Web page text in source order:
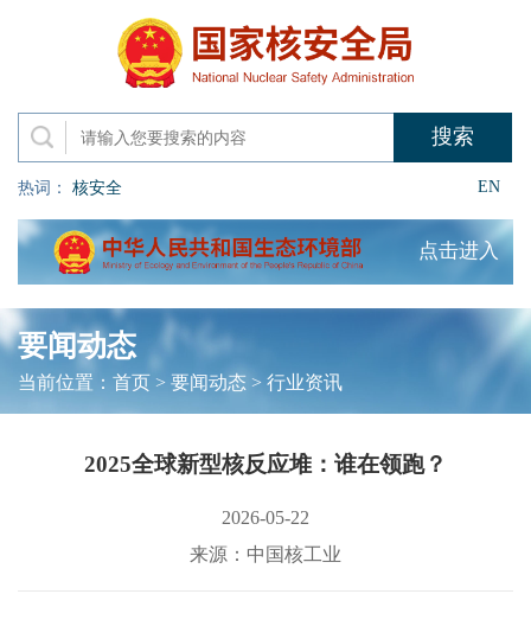
热词： 核安全 EN
点击进入
要闻动态
当前位置： 首页> 要闻动态 > 行业资讯
2025全球新型核反应堆：谁在领跑？
2026-05-22
来源：中国核工业